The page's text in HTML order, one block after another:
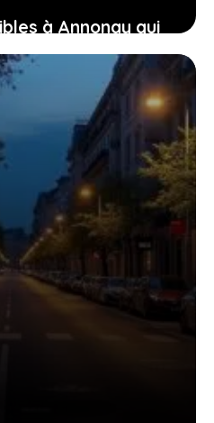
à Annonay qui
et la sérénité